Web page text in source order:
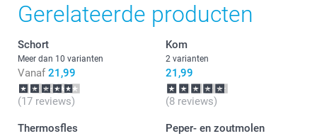
Gerelateerde producten
Schort
Meer dan 10 varianten
Vanaf 21,99
(17 reviews)
Kom
2 varianten
21,99
(8 reviews)
Thermosfles Peper- en zoutmolen